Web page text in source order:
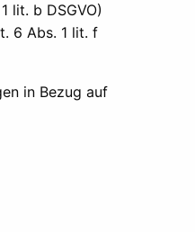
lit. b DSGVO)
6 Abs. 1 lit. f
in Bezug auf